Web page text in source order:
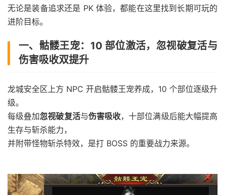
无论是装备追求还是 PK 体验，都能在这里找到长期可玩的
进阶目标。
一、骷髅王宠：10 部位激活，忽视破复活与
伤害吸收双提升
龙城安全区上方 NPC 开启骷髅王宠养成，10 个部位逐级升
级。
每级叠加忽视破复活与伤害吸收，十部位满级后能大幅提高
生存与斩杀能力，
并附带怪物斩杀特效，是打 BOSS 的重要战力来源。